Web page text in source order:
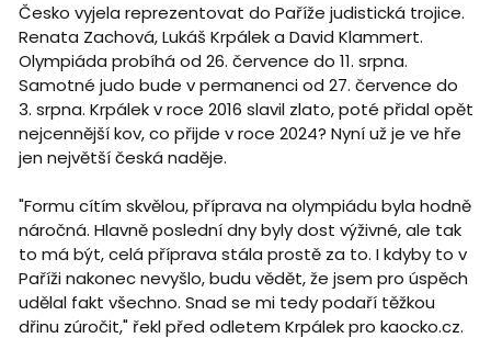
Česko vyjela reprezentovat do Paříže judistická trojice.
Renata Zachová, Lukáš Krpálek a David Klammert.
Olympiáda probíhá od 26. července do 11. srpna.
Samotné judo bude v permanenci od 27. července do
3. srpna. Krpálek v roce 2016 slavil zlato, poté přidal opět
nejcennější kov, co přijde v roce 2024? Nyní už je ve hře
jen největší česká naděje.
"Formu cítím skvělou, příprava na olympiádu byla hodně
náročná. Hlavně poslední dny byly dost výživné, ale tak
to má být, celá příprava stála prostě za to. I kdyby to v
Paříži nakonec nevyšlo, budu vědět, že jsem pro úspěch
udělal fakt všechno. Snad se mi tedy podaří těžkou
dřinu zúročit," řekl před odletem Krpálek pro kaocko.cz.